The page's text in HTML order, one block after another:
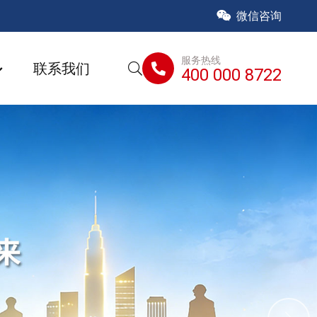
微信咨询
联系我们 服务热线
400 000 8722